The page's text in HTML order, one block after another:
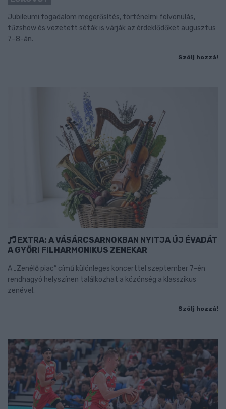
Jubileumi fogadalom megerősítés, történelmi felvonulás,
tűzshow és vezetett séták is várják az érdeklődőket augusztus
7–8-án.
Szólj hozzá!
EXTRA: A VÁSÁRCSARNOKBAN NYITJA ÚJ ÉVADÁT
A GYŐRI FILHARMONIKUS ZENEKAR
A „Zenélő piac” című különleges koncerttel szeptember 7-én
rendhagyó helyszínen találkozhat a közönség a klasszikus
zenével.
Szólj hozzá!